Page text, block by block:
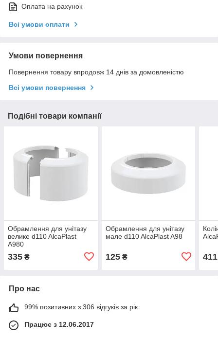
Оплата на рахунок
Всі умови оплати
Умови повернення
Повернення товару впродовж 14 днів за домовленістю
Всі умови повернення
Подібні товари компанії
Обрамлення для унітазу
велике d110 AlcaPlast
A980
335 ₴
Обрамлення для унітазу
мале d110 AlcaPlast A98
125₴ 411
Про нас
99% позитивних з 306 відгуків за рік
Працює з 12.06.2017